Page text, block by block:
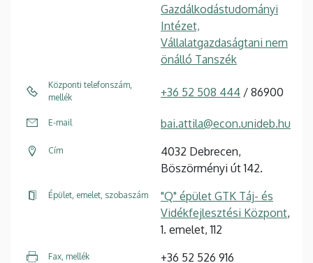
Gazdálkodástudományi
Intézet,
Vállalatgazdaságtani nem
önálló Tanszék
Központi telefonszám,
mellék
+36 52 508 444 / 86900
E-mail bai.attila@econ.unideb.hu
Cím
4032 Debrecen,
Böszörményi út 142.
Épület, emelet, szobaszám
"Q" épület GTK Táj- és
Vidékfejlesztési Központ,
1. emelet, 112
Fax, mellék +36 52 526 916